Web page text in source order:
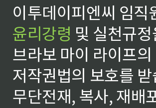
이투데이피엔씨 임
윤리강령 및 실천규
브라보 마이 라이프
저작권법의 보호를
무단전재, 복사, 재배